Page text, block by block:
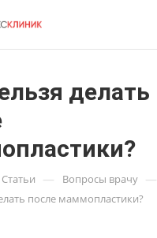
делать
Статьи — Вопросы врачу —
после маммопластики?